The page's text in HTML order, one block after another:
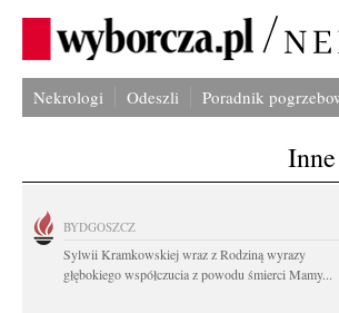
Nekrologi Odeszli Poradnik
BYDGOSZCZ
Sylwii Kramkowskiej wraz z Rodziną wyrazy
głębokiego współczucia z powodu śmierci Mamy...